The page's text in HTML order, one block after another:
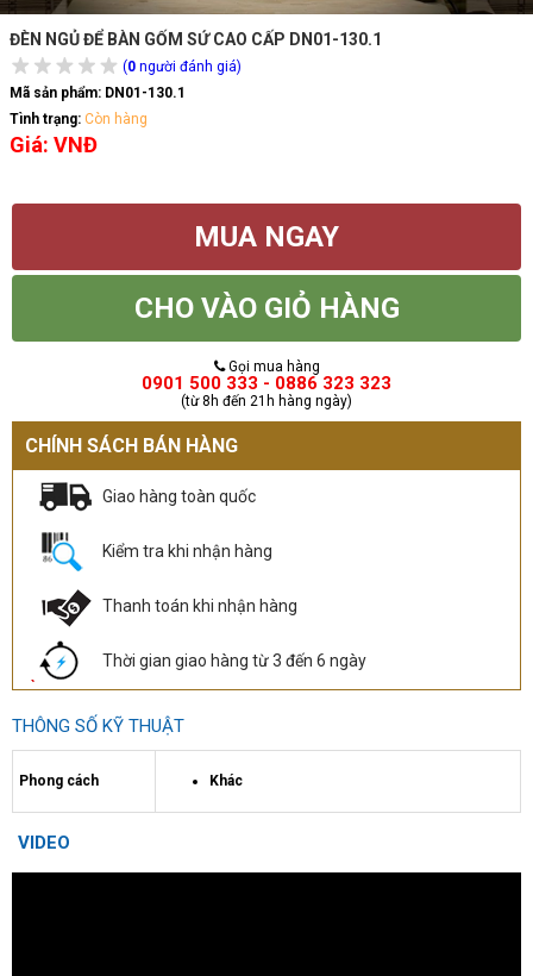
ĐÈN NGỦ ĐỂ BÀN GỐM SỨ CAO CẤP DN01-130.1
(0 người đánh giá)
Mã sản phẩm: DN01-130.1
Tình trạng: Còn hàng
Giá: VNĐ
MUA NGAY
CHO VÀO GIỎ HÀNG
Gọi mua hàng
0901 500 333 - 0886 323 323
(từ 8h đến 21h hàng ngày)
CHÍNH SÁCH BÁN HÀNG
Giao hàng toàn quốc
Kiểm tra khi nhận hàng
Thanh toán khi nhận hàng
Thời gian giao hàng từ 3 đến 6 ngày
THÔNG SỐ KỸ THUẬT
Phong cách Khác
VIDEO